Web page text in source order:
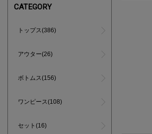
CATEGORY
トップス(386)
アウター(26)
ボトムス(156)
ワンピース(108)
セット(16)